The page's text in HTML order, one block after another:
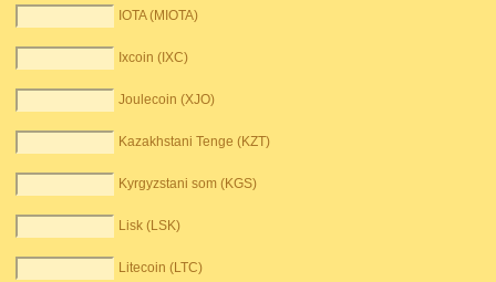
IOTA (MIOTA)
Ixcoin (IXC)
Joulecoin (XJO)
Kazakhstani Tenge (KZT)
Kyrgyzstani som (KGS)
Lisk (LSK)
Litecoin (LTC)